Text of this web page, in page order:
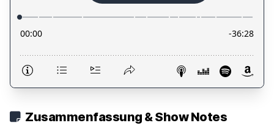
Zusammenfassung & Show Notes